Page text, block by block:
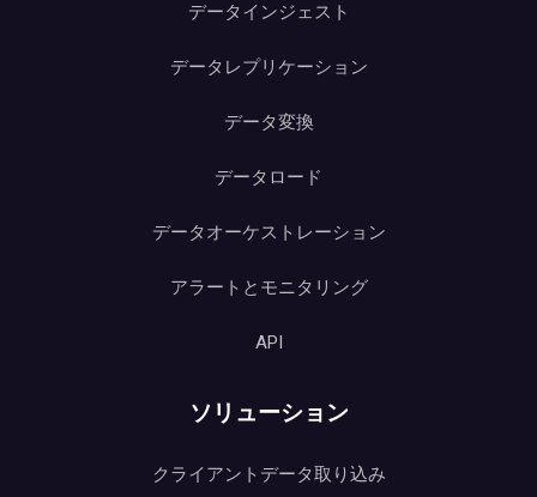
データインジェスト
データレプリケーション
データ変換
データロード
データオーケストレーション
アラートとモニタリング
API
ソリューション
クライアントデータ取り込み